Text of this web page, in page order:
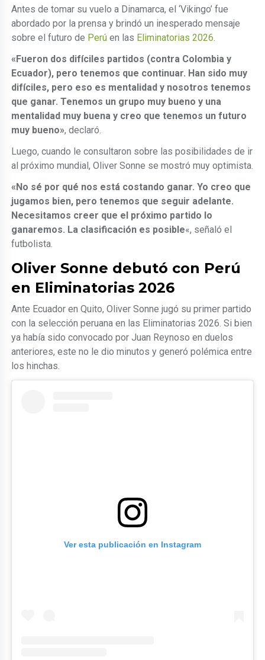
Antes de tomar su vuelo a Dinamarca, el ‘Vikingo’ fue
abordado por la prensa y brindó un inesperado mensaje
sobre el futuro de Perú en las Eliminatorias 2026
«Fueron dos difíciles partidos (contra Colombia y
Ecuador), pero tenemos que continuar. Han sido muy
difíciles, pero eso es mentalidad y nosotros tenemos
que ganar. Tenemos un grupo muy bueno y una
mentalidad muy buena y creo que tenemos un futuro
muy bueno», declaró.
Luego, cuando le consultaron sobre las posibilidades de ir
al próximo mundial, Oliver Sonne se mostró muy optimista.
«No sé por qué nos está costando ganar. Yo creo que
jugamos bien, pero tenemos que seguir adelante.
Necesitamos creer que el próximo partido lo
ganaremos. La clasificación es posible«, señaló el
futbolista.
Oliver Sonne debutó con Perú
en Eliminatorias 2026
Ante Ecuador en Quito, Oliver Sonne jugó su primer partido
con la selección peruana en las Eliminatorias 2026. Si bien
ya había sido convocado por Juan Reynoso en duelos
anteriores, este no le dio minutos y generó polémica entre
los hinchas.
Ver esta publicación en Instagram